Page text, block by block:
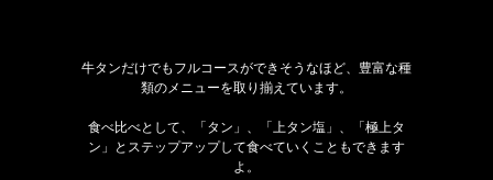
牛タンだけでもフルコースができそうなほど、豊富な種
類のメニューを取り揃えています。
食べ比べとして、「タン」、「上タン塩」、「極上タ
ン」とステップアップして食べていくこともできます
よ。